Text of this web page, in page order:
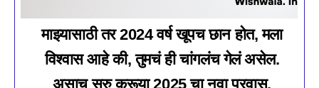
माझ्यासाठी तर 2024 वर्ष खूपच छान होत, मला
विश्वास आहे की, तुमचं ही चांगलंच गेलं असेल.
असाच सुरु करूया 2025 चा नवा प्रवास.